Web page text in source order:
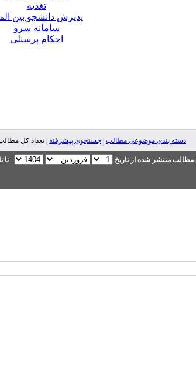
تغذیه
پذیرش دانشجو بین
سامانه سرو
احکام پرسنلی
دسته بندی موضوعی مطالب جستجوی پیشرفته | تعداد کل مطالب: 1 | تعداد کل بازدید های مطالب:
مطالب منتشر شده از تاریخ تا